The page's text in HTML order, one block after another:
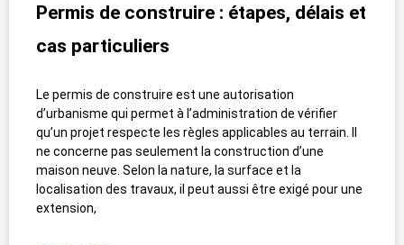
Permis de construire : étapes, délais et
cas particuliers
Le permis de construire est une autorisation
d’urbanisme qui permet à l’administration de vérifier
qu’un projet respecte les règles applicables au terrain. Il
ne concerne pas seulement la construction d’une
maison neuve. Selon la nature, la surface et la
localisation des travaux, il peut aussi être exigé pour une
extension,